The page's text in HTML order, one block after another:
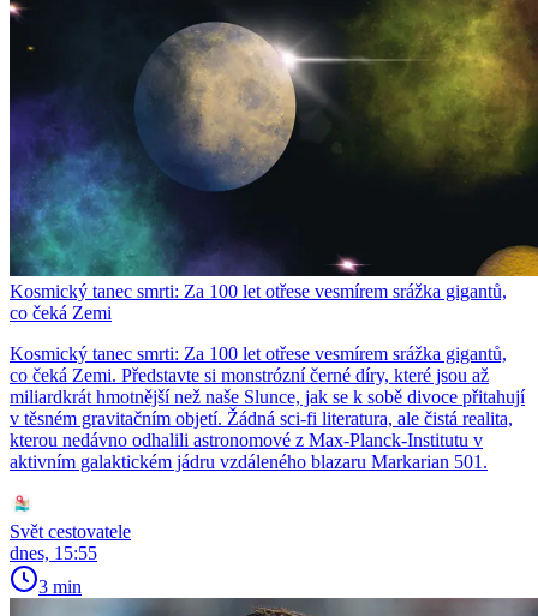
Kosmický tanec smrti: Za 100 let otřese vesmírem srážka gigantů,
co čeká Zemi
Kosmický tanec smrti: Za 100 let otřese vesmírem srážka gigantů,
co čeká Zemi. Představte si monstrózní černé díry, které jsou až
miliardkrát hmotnější než naše Slunce, jak se k sobě divoce přitahují
v těsném gravitačním objetí. Žádná sci-fi literatura, ale čistá realita,
kterou nedávno odhalili astronomové z Max-Planck-Institutu v
aktivním galaktickém jádru vzdáleného blazaru Markarian 501.
Svět cestovatele
dnes, 15:55
3 min